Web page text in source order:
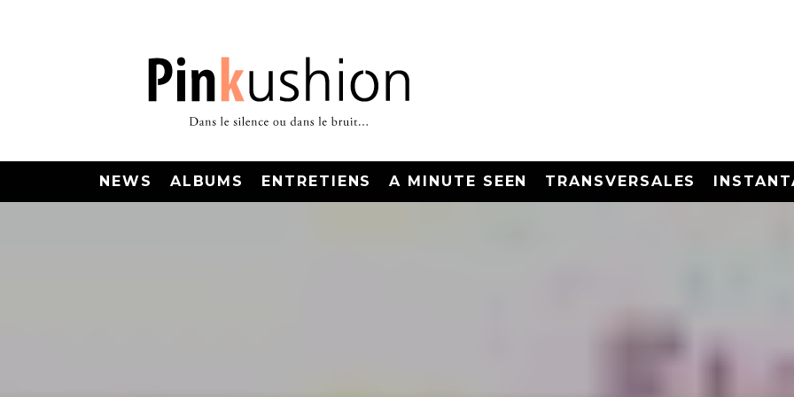
NEWS ALBUMS ENTRETIENS A MINUTE SEEN TRANSVERSALES